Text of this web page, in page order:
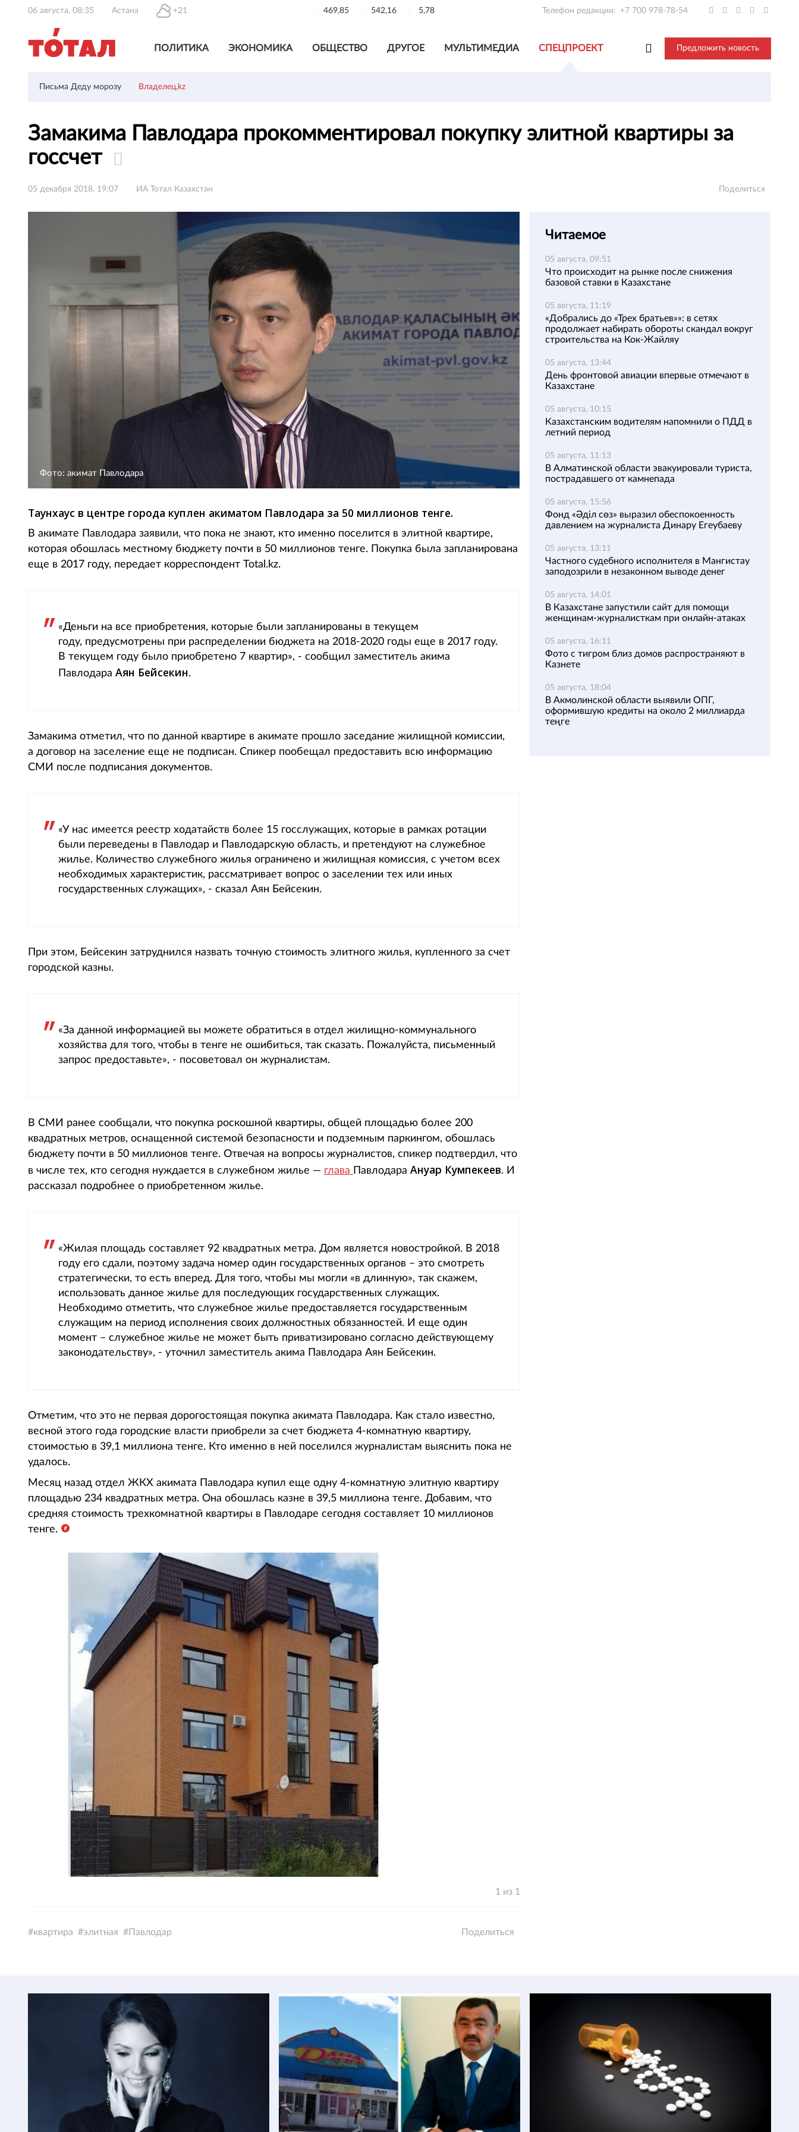
06 августа, 08:35 Астана +21 469,85 542,16 5,78 Телефон редакции: +7 700 978-78-54
ПОЛИТИКА ЭКОНОМИКА ОБЩЕСТВО ДРУГОЕ МУЛЬТИМЕДИА СПЕЦПРОЕКТ Предложить новость
Письма Деду морозу Владелец.kz
Замакима Павлодара прокомментировал покупку элитной квартиры за
госсчет
05 декабря 2018, 19:07 ИА Тотал Казахстан Поделиться
Фото: акимат Павлодара
Таунхаус в центре города куплен акиматом Павлодара за 50 миллионов тенге.
В акимате Павлодара заявили, что пока не знают, кто именно поселится в элитной квартире,
которая обошлась местному бюджету почти в 50 миллионов тенге. Покупка была запланирована
еще в 2017 году, передает корреспондент Total.kz.
«Деньги на все приобретения, которые были запланированы в текущем
году, предусмотрены при распределении бюджета на 2018-2020 годы еще в 2017 году.
В текущем году было приобретено 7 квартир», - сообщил заместитель акима
Павлодара Аян Бейсекин.
Замакима отметил, что по данной квартире в акимате прошло заседание жилищной комиссии,
а договор на заселение еще не подписан. Спикер пообещал предоставить всю информацию
СМИ после подписания документов.
«У нас имеется реестр ходатайств более 15 госслужащих, которые в рамках ротации
были переведены в Павлодар и Павлодарскую область, и претендуют на служебное
жилье. Количество служебного жилья ограничено и жилищная комиссия, с учетом всех
необходимых характеристик, рассматривает вопрос о заселении тех или иных
государственных служащих», - сказал Аян Бейсекин.
При этом, Бейсекин затруднился назвать точную стоимость элитного жилья, купленного за счет
городской казны.
«За данной информацией вы можете обратиться в отдел жилищно-коммунального
хозяйства для того, чтобы в тенге не ошибиться, так сказать. Пожалуйста, письменный
запрос предоставьте», - посоветовал он журналистам.
В СМИ ранее сообщали, что покупка роскошной квартиры, общей площадью более 200
квадратных метров, оснащенной системой безопасности и подземным паркингом, обошлась
бюджету почти в 50 миллионов тенге. Отвечая на вопросы журналистов, спикер подтвердил, что
в числе тех, кто сегодня нуждается в служебном жилье — глава Павлодара Ануар Кумпекеев. И
рассказал подробнее о приобретенном жилье.
«Жилая площадь составляет 92 квадратных метра. Дом является новостройкой. В 2018
году его сдали, поэтому задача номер один государственных органов – это смотреть
стратегически, то есть вперед. Для того, чтобы мы могли «в длинную», так скажем,
использовать данное жилье для последующих государственных служащих.
Необходимо отметить, что служебное жилье предоставляется государственным
служащим на период исполнения своих должностных обязанностей. И еще один
момент – служебное жилье не может быть приватизировано согласно действующему
законодательству», - уточнил заместитель акима Павлодара Аян Бейсекин.
Отметим, что это не первая дорогостоящая покупка акимата Павлодара. Как стало известно,
весной этого года городские власти приобрели за счет бюджета 4-комнатную квартиру,
стоимостью в 39,1 миллиона тенге. Кто именно в ней поселился журналистам выяснить пока не
удалось.
Месяц назад отдел ЖКХ акимата Павлодара купил еще одну 4-комнатную элитную квартиру
площадью 234 квадратных метра. Она обошлась казне в 39,5 миллиона тенге. Добавим, что
средняя стоимость трехкомнатной квартиры в Павлодаре сегодня составляет 10 миллионов
тенге.
1 из 1
квартира элитная Павлодар Поделиться
Читаемое
05 августа, 09:51
Что происходит на рынке после снижения
базовой ставки в Казахстане
05 августа, 11:19
«Добрались до «Трех братьев»»: в сетях
продолжает набирать обороты скандал вокруг
строительства на Кок-Жайляу
05 августа, 13:44
День фронтовой авиации впервые отмечают в
Казахстане
05 августа, 10:15
Казахстанским водителям напомнили о ПДД в
летний период
05 августа, 11:13
В Алматинской области эвакуировали туриста,
пострадавшего от камнепада
05 августа, 15:56
Фонд «Әділ сөз» выразил обеспокоенность
давлением на журналиста Динару Егеубаеву
05 августа, 13:11
Частного судебного исполнителя в Мангистау
заподозрили в незаконном выводе денег
05 августа, 14:01
В Казахстане запустили сайт для помощи
женщинам-журналисткам при онлайн-атаках
05 августа, 16:11
Фото с тигром близ домов распространяют в
Казнете
05 августа, 18:04
В Акмолинской области выявили ОПГ,
оформившую кредиты на около 2 миллиарда
теңге